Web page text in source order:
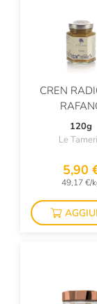
CREN
120g
Le
5,90
49,17 €/